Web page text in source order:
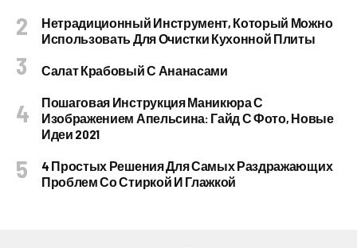
Нетрадиционный Инструмент, Который Можно
Использовать Для Очистки Кухонной Плиты
Салат Крабовый С Ананасами
Пошаговая Инструкция Маникюра С
Изображением Апельсина: Гайд С Фото, Новые
Идеи 2021
4 Простых Решения Для Самых Раздражающих
Проблем Со Стиркой И Глажкой